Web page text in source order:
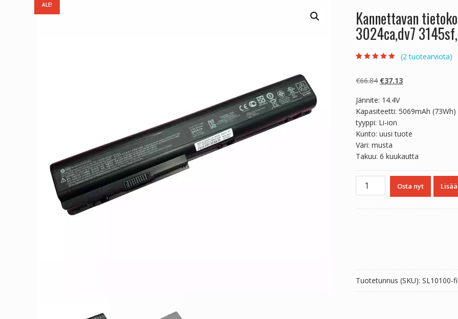
ALE!
Kannettavan
3024ca,dv7
perustuen
asiakkaan
(2 tuotearviota)
€66.84 Alkuperäinen
oli:
€66.84.
€37.13Nykyinen
€37.13.
Jännite: 14.4V
Kapasiteetti: 5069mAh (73Wh)
tyyppi: Li-ion
Kunto: uusi tuote
Väri: musta
Takuu: 6 kuukautta
Kannettavan
3180ef,dv
3133EL
määrä
Osta nyt
Tuotetunnus (SKU): SL10100-